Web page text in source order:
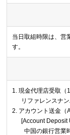
当日取組時限は、営
す。
現金代理店受取（
リファレンスナ
アカウント送金（
[Account Deposit
中国の銀行営業